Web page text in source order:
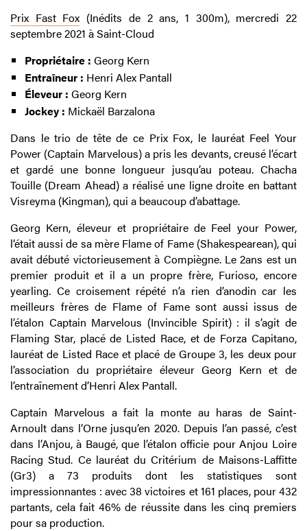
Prix Fast Fox (Inédits de 2 ans, 1 300m), mercredi 22
septembre 2021 à Saint-Cloud
Propriétaire : Georg Kern
Entraîneur : Henri Alex Pantall
Éleveur : Georg Kern
Jockey : Mickaël Barzalona
Dans le trio de tête de ce Prix Fox, le lauréat Feel Your
Power (Captain Marvelous) a pris les devants, creusé l’écart
et gardé une bonne longueur jusqu’au poteau. Chacha
Touille (Dream Ahead) a réalisé une ligne droite en battant
Visreyma (Kingman), qui a beaucoup d’abattage.
Georg Kern, éleveur et propriétaire de Feel your Power,
l’était aussi de sa mère Flame of Fame (Shakespearean), qui
avait débuté victorieusement à Compiègne. Le 2ans est un
premier produit et il a un propre frère, Furioso, encore
yearling. Ce croisement répété n’a rien d’anodin car les
meilleurs frères de Flame of Fame sont aussi issus de
l’étalon Captain Marvelous (Invincible Spirit) : il s’agit de
Flaming Star, placé de Listed Race, et de Forza Capitano,
lauréat de Listed Race et placé de Groupe 3, les deux pour
l’association du propriétaire éleveur Georg Kern et de
l’entraînement d’Henri Alex Pantall.
Captain Marvelous a fait la monte au haras de Saint-
Arnoult dans l’Orne jusqu’en 2020. Depuis l’an passé, c’est
dans l’Anjou, à Baugé, que l’étalon officie pour Anjou Loire
Racing Stud. Ce lauréat du Critérium de Maisons-Laffitte
(Gr3) a 73 produits dont les statistiques sont
impressionnantes : avec 38 victoires et 161 places, pour 432
partants, cela fait 46% de réussite dans les cinq premiers
pour sa production.